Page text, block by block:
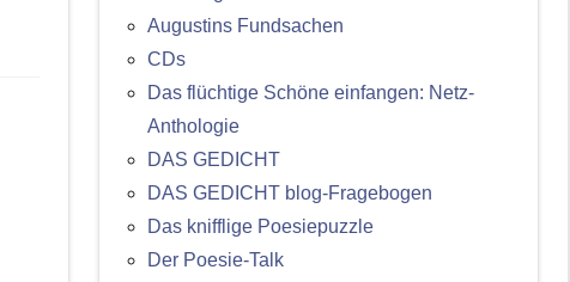
Augustins Fundsachen
CDs
Das flüchtige Schöne einfangen: Netz-
Anthologie
DAS GEDICHT
DAS GEDICHT blog-Fragebogen
Das knifflige Poesiepuzzle
Der Poesie-Talk